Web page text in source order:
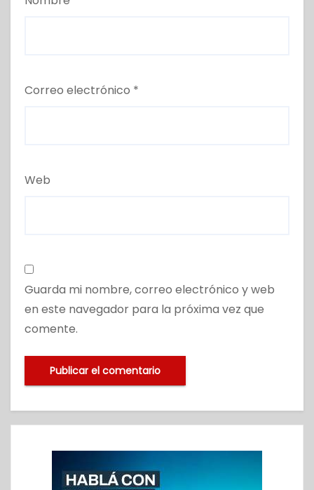
Correo electrónico *
Web
Guarda mi nombre, correo electrónico y web
en este navegador para la próxima vez que
comente.